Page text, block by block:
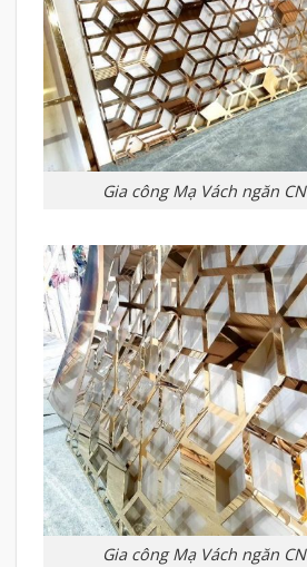
Gia công Mạ Vách ngăn
Gia công Mạ Vách ngăn